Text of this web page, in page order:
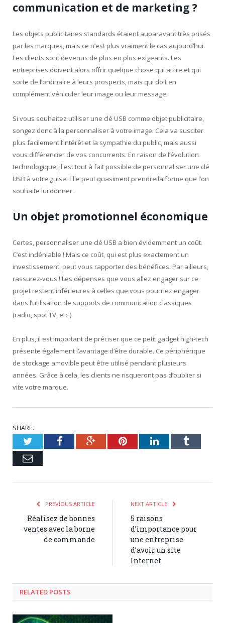
communication et de marketing ?
Les objets publicitaires standards étaient auparavant très prisés
par les marques, mais ce n’est plus vraiment le cas aujourd’hui.
Les clients sont devenus de plus en plus exigeants. Les
entreprises doivent alors offrir quelque chose qui attire et qui
sorte de l’ordinaire à leurs prospects, mais qui doit en
complément véhiculer leur image ou leur message.
Si vous souhaitez utiliser une clé USB comme objet publicitaire,
songez donc à la personnaliser à votre image. Cela va susciter
plus facilement l’intérêt et la sympathie du public, mais aussi
vous différencier de vos concurrents. En raison de l’évolution
technologique, il est tout à fait possible de personnaliser une clé
USB à votre guise. Elle peut quasiment prendre la forme que l’on
souhaite lui donner.
Un objet promotionnel économique
Certes, personnaliser une clé USB a bien évidemment un coût.
C’est indéniable ! Mais ce coût, qui est plus exactement un
investissement, peut vous rapporter des bénéfices. Par ailleurs,
rassurez-vous ! Les dépenses que vous allez engager sur ce
projet restent inférieures à celles que vous pourriez engager
dans l’utilisation de supports de communication classiques
(radio, spot TV, etc.).
En plus, il est important de préciser que ce petit gadget high-tech
présente également l’avantage d’être durable. Ce périphérique
de stockage amovible peut être utilisé pendant plusieurs
années. Grâce à cela, les clients ne risqueront pas d’oublier si
vite votre marque.
SHARE.
TwitterFacebookGoogle+PinterestLinkedInTumblr
Email
PREVIOUS ARTICLE
Réalisez de bonnes
ventes avec la borne
de commande
NEXT ARTICLE
5 raisons
d’importance pour
une entreprise
d’avoir un site
Internet
RELATED POSTS